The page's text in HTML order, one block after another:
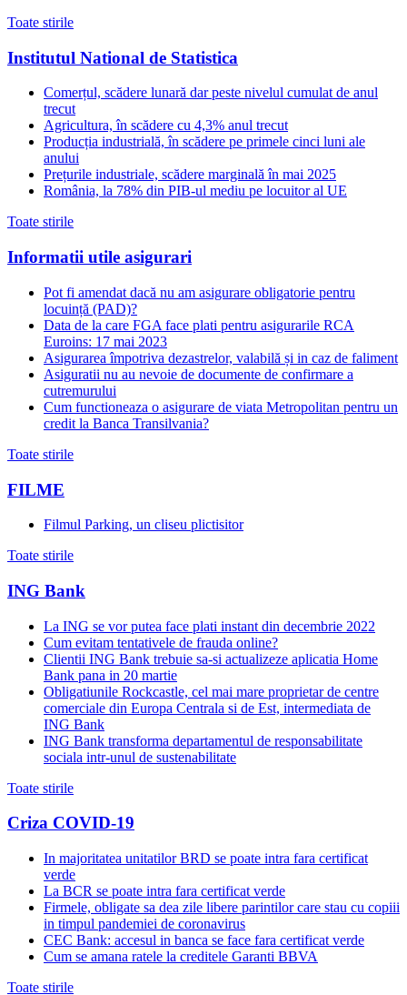
Toate stirile
Institutul National de Statistica
Comerțul, scădere lunară dar peste nivelul cumulat de anul
trecut
Agricultura, în scădere cu 4,3% anul trecut
Producția industrială, în scădere pe primele cinci luni ale
anului
Prețurile industriale, scădere marginală în mai 2025
România, la 78% din PIB-ul mediu pe locuitor al UE
Toate stirile
Informatii utile asigurari
Pot fi amendat dacă nu am asigurare obligatorie pentru
locuință (PAD)?
Data de la care FGA face plati pentru asigurarile RCA
Euroins: 17 mai 2023
Asigurarea împotriva dezastrelor, valabilă și in caz de faliment
Asiguratii nu au nevoie de documente de confirmare a
cutremurului
Cum functioneaza o asigurare de viata Metropolitan pentru un
credit la Banca Transilvania?
Toate stirile
FILME
Filmul Parking, un cliseu plictisitor
Toate stirile
ING Bank
La ING se vor putea face plati instant din decembrie 2022
Cum evitam tentativele de frauda online?
Clientii ING Bank trebuie sa-si actualizeze aplicatia Home
Bank pana in 20 martie
Obligatiunile Rockcastle, cel mai mare proprietar de centre
comerciale din Europa Centrala si de Est, intermediata de
ING Bank
ING Bank transforma departamentul de responsabilitate
sociala intr-unul de sustenabilitate
Toate stirile
Criza COVID-19
In majoritatea unitatilor BRD se poate intra fara certificat
verde
La BCR se poate intra fara certificat verde
Firmele, obligate sa dea zile libere parintilor care stau cu copiii
in timpul pandemiei de coronavirus
CEC Bank: accesul in banca se face fara certificat verde
Cum se amana ratele la creditele Garanti BBVA
Toate stirile